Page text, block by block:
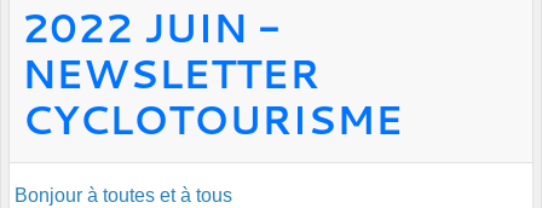
2022 JUIN -
NEWSLETTER
CYCLOTOURISME
Bonjour à toutes et à tous